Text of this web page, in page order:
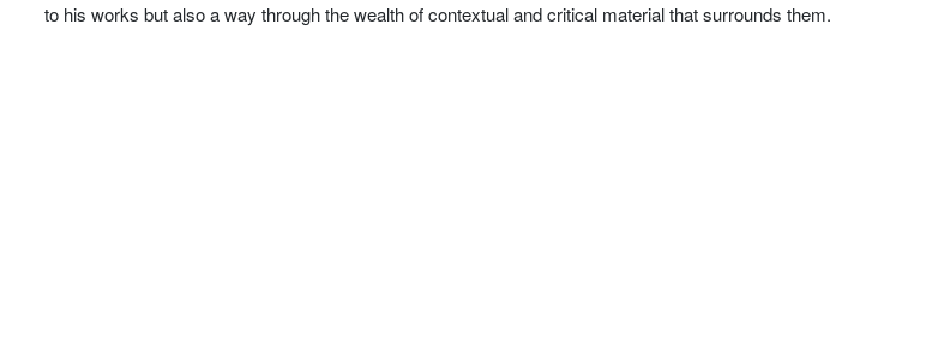
to his works but also a way through the wealth of contextual and critical material that surrounds them.